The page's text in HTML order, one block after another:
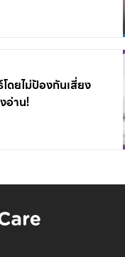
ดยไม่ป้องกันเสี่ยง
อ่าน!